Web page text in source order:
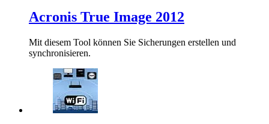
Acronis True Image 2012
Mit diesem Tool können Sie Sicherungen erstellen und
synchronisieren.